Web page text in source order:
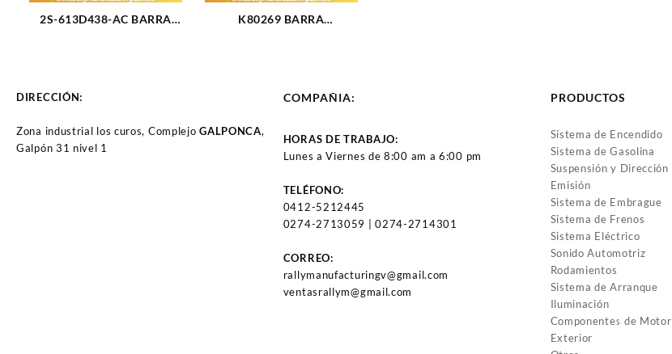
2S-613D438-AC BARRA
K80269 BARRA
DIRECCIÓN:
Zona industrial los curos, ComplejoGALPONCA,
Galpón 31 nivel 1
COMPAÑIA:
HORAS DE TRABAJO:
Lunes a Viernes de 8:00 am a 6:00 pm
TELÉFONO:
0412-5212445
0274-2713059 | 0274-2714301
CORREO:
rallymanufacturingv@gmail.com
ventasrallym@gmail.com
PRODUCTOS
Sistema de Encendido
Sistema de Gasolina
Suspensión y Dirección
Emisión
Sistema de Embrague
Sistema de Frenos
Sistema Eléctrico
Sonido Automotriz
Rodamientos
Sistema de Arranque
Iluminación
Componentes de Motor
Exterior